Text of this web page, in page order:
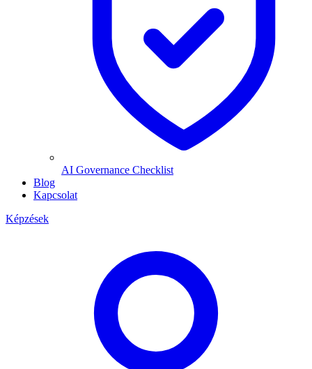
AI Governance Checklist
Blog
Kapcsolat
Képzések